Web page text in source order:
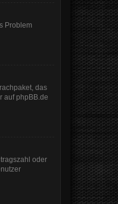
Problem
das
auf phpBB.de
oder